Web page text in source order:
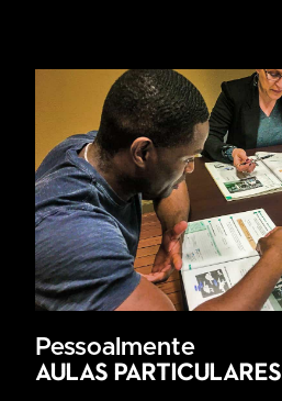
Pessoalmente
Aulas particulares